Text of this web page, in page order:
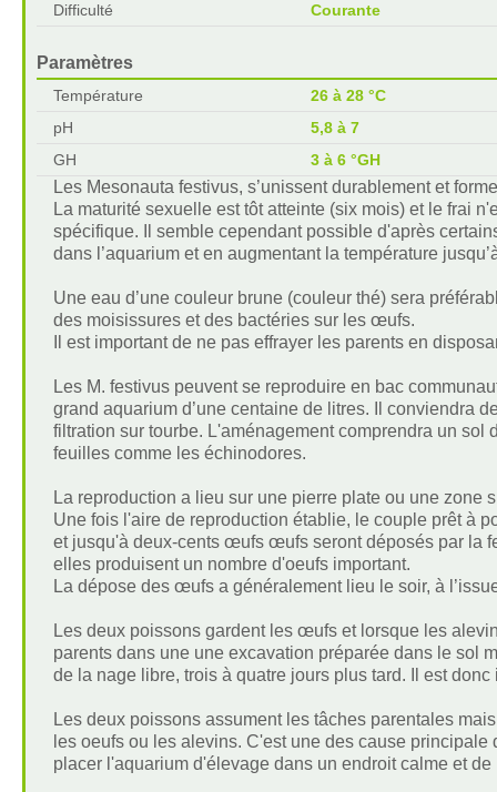
Difficulté
Courante
Paramètres
Température
26 à 28 °C
pH
5,8 à 7
GH
3 à 6 °GH
Les Mesonauta festivus, s’unissent durablement et
La maturité sexuelle est tôt atteinte (six mois) et le frai
spécifique. Il semble cependant possible d'après
dans l’aquarium et en augmentant la température
Une eau d’une couleur brune (couleur thé) sera
des moisissures et des bactéries sur les œufs.
Il est important de ne pas effrayer les parents en
Les M. festivus peuvent se reproduire en bac
grand aquarium d’une centaine de litres. Il conviendra
filtration sur tourbe. L'aménagement comprendra un
feuilles comme les échinodores.
La reproduction a lieu sur une pierre plate ou une zone
Une fois l'aire de reproduction établie, le couple prêt à
et jusqu'à deux-cents œufs œufs seront déposés par la
elles produisent un nombre d'oeufs important.
La dépose des œufs a généralement lieu le soir, à
Les deux poissons gardent les œufs et lorsque les
parents dans une une excavation préparée dans le sol
de la nage libre, trois à quatre jours plus tard. Il est
Les deux poissons assument les tâches parentales
les oeufs ou les alevins. C'est une des cause
placer l'aquarium d'élevage dans un endroit calme et